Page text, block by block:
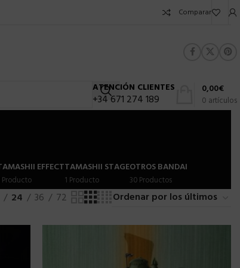
Comparar
ATENCIÓN CLIENTES
+34 671 274 189 0 artículos
0,00€
EFFECT
Producto
TAMASHII STAGE
1 Producto
OTROS BANDAI
30 Productos
24 36 72